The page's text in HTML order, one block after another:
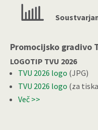
Promocijsko gradivo
LOGOTIP TVU 2026
TVU 2026 logo (JPG)
TVU 2026 logo (za
Več >>